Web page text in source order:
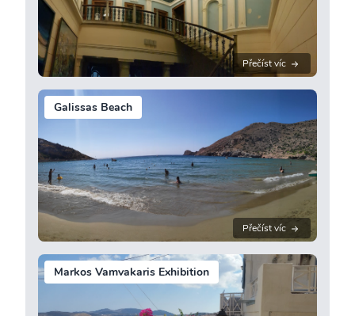
Přečíst víc
Galissas Beach
Přečíst víc
Markos Vamvakaris Exhibition